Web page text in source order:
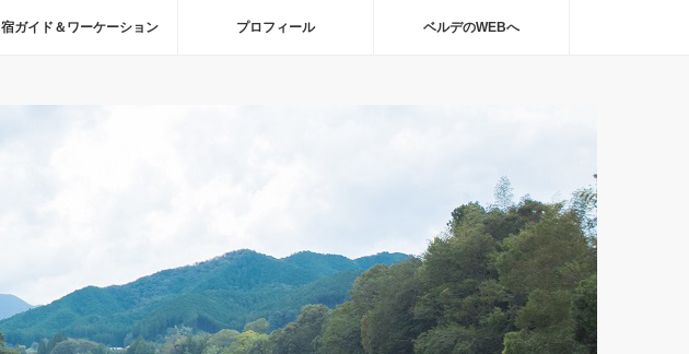
宿ガイド＆ワーケーション プロフィール ベルデのWEBへ